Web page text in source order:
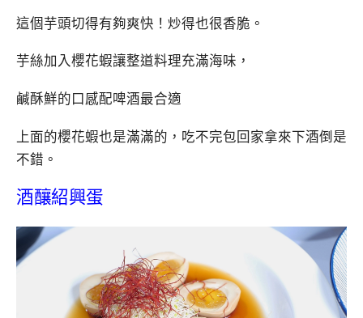
這個芋頭切得有夠爽快！炒得也很香脆。
芋絲加入櫻花蝦讓整道料理充滿海味，
鹹酥鮮的口感配啤酒最合適
上面的櫻花蝦也是滿滿的，吃不完包回家拿來下酒倒是
不錯。
酒釀紹興蛋